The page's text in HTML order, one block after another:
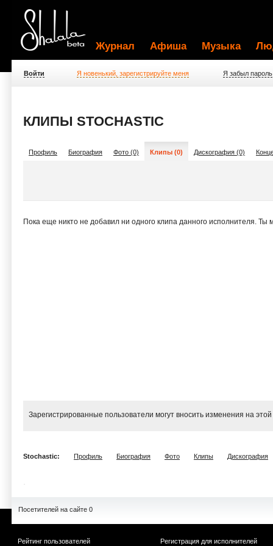
Журнал Афиша Музыка
Войти Я новенький, зарегистрируйте меня Я забыл пароль
КЛИПЫ STOCHASTIC
Профиль Биография Фото (0) Клипы (0) Дискография (0)
Пока еще никто не добавил ни одного клипа данного исполнителя.
Зарегистрированные пользователи могут вносить изменения на
Stochastic: Профиль Биография Фото Клипы Дискография
Посетителей на сайте 0
Рейтинг пользователей
Регистрация для исполнителей